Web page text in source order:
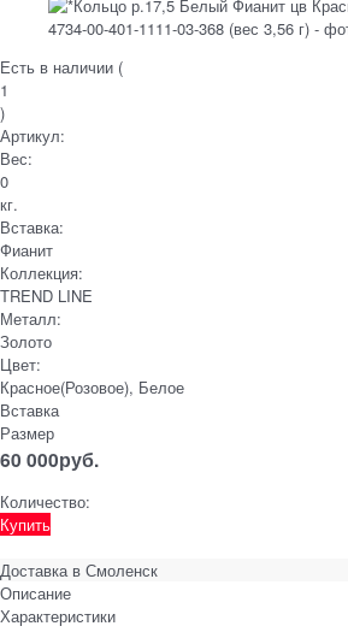
Есть в наличии (
1
)
Артикул:
Вес:
0
кг.
Вставка:
Фианит
Коллекция:
TREND LINE
Металл:
Золото
Цвет:
Красное(Розовое), Белое
Вставка
Размер
60 000руб.
Количество:
Купить
Доставка в Смоленск
Описание
Характеристики